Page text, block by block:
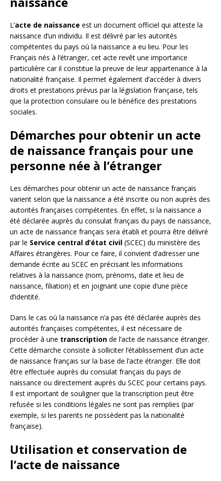
L’acte de naissance est un document officiel qui atteste la
naissance d’un individu. Il est délivré par les autorités
compétentes du pays où la naissance a eu lieu. Pour les
Français nés à l’étranger, cet acte revêt une importance
particulière car il constitue la preuve de leur appartenance à la
nationalité française. Il permet également d’accéder à divers
droits et prestations prévus par la législation française, tels
que la protection consulaire ou le bénéfice des prestations
sociales.
Démarches pour obtenir un acte
de naissance français pour une
personne née à l’étranger
Les démarches pour obtenir un acte de naissance français
varient selon que la naissance a été inscrite ou non auprès des
autorités françaises compétentes. En effet, si la naissance a
été déclarée auprès du consulat français du pays de naissance,
un acte de naissance français sera établi et pourra être délivré
par le Service central d’état civil (SCEC) du ministère des
Affaires étrangères. Pour ce faire, il convient d’adresser une
demande écrite au SCEC en précisant les informations
relatives à la naissance (nom, prénoms, date et lieu de
naissance, filiation) et en joignant une copie d’une pièce
d’identité.
Dans le cas où la naissance n’a pas été déclarée auprès des
autorités françaises compétentes, il est nécessaire de
procéder à une transcription de l’acte de naissance étranger.
Cette démarche consiste à solliciter l’établissement d’un acte
de naissance français sur la base de l’acte étranger. Elle doit
être effectuée auprès du consulat français du pays de
naissance ou directement auprès du SCEC pour certains pays.
Il est important de souligner que la transcription peut être
refusée si les conditions légales ne sont pas remplies (par
exemple, si les parents ne possèdent pas la nationalité
française).
Utilisation et conservation de
l’acte de naissance